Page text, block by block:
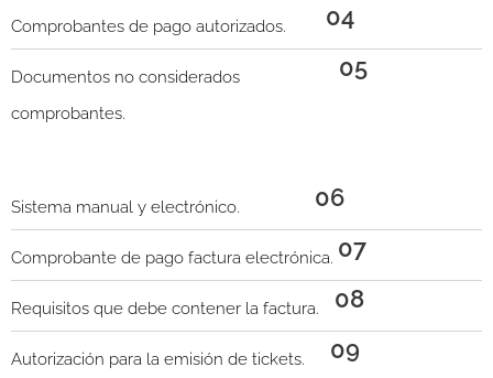
Comprobantes de pago autorizados. 04
Documentos no considerados
comprobantes.
05
Sistema manual y electrónico. 06
Comprobante de pago factura electrónica. 07
Requisitos que debe contener la factura. 08
Autorización para la emisión de tickets. 09